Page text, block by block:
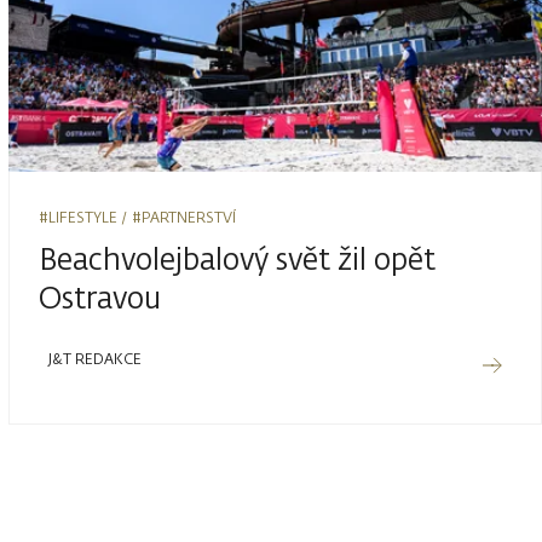
#LIFESTYLE #PARTNERSTVÍ
Beachvolejbalový svět žil opět
Ostravou
J&T REDAKCE